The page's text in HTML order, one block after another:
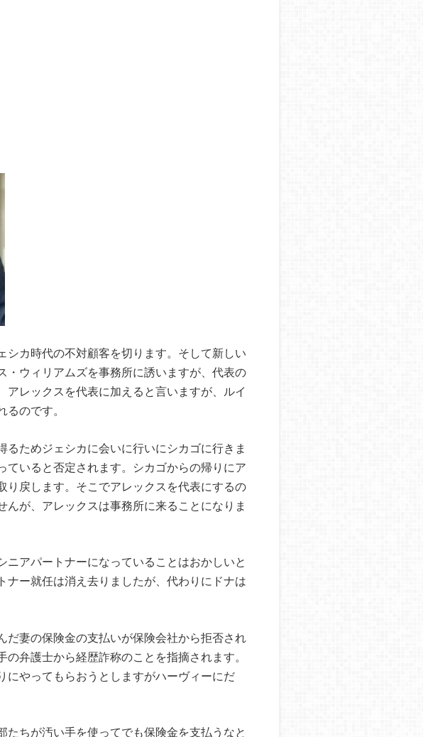
シカ時代の不対顧客を切ります。そして新しい
・ウィリアムズを事務所に誘いますが、代表の
レックスを代表に加えると言いますが、ルイ
のです。
ためジェシカに会いに行いにシカゴに行きま
ていると否定されます。シカゴからの帰りにア
り戻します。そこでアレックスを代表にするの
が、アレックスは事務所に来ることになりま
アパートナーになっていることはおかしいと
ナー就任は消え去りましたが、代わりにドナは
だ妻の保険金の支払いが保険会社から拒否され
弁護士から経歴詐称のことを指摘されます。
にやってもらおうとしますがハーヴィーにだ
ちが汚い手を使ってでも保険金を支払うなと